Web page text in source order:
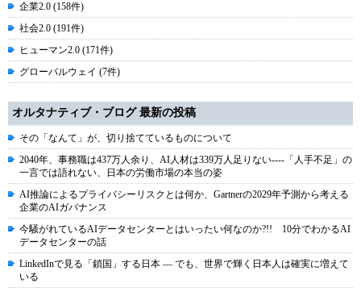
企業2.0 (158件)
社会2.0 (191件)
ヒューマン2.0 (171件)
グローバルウェイ (7件)
オルタナティブ・ブログ 最新の投稿
その「なんて」が、切り捨てているものについて
2040年、事務職は437万人余り、AI人材は339万人足りない----「人手不足」の
一言では語れない、日本の労働市場の本当の姿
AI推論によるプライバシーリスクとは何か、Gartnerの2029年予測から考える
企業のAIガバナンス
今騒がれているAIデータセンターとはいったい何なのか?!! 10分でわかるAI
データセンターの話
LinkedInで見る「鎖国」する日本 ― でも、世界で輝く日本人は確実に増えて
いる